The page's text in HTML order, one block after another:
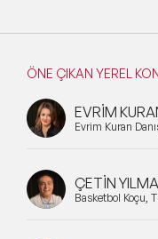
ÖNE ÇIKAN YEREL
EVRİM
Evrim Kuran
ÇETİN
Basketbol Koçu,